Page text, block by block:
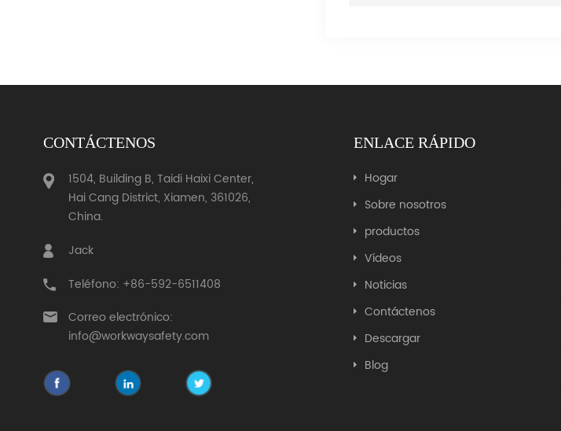
CONTÁCTENOS
1504, Building B, Taidi Haixi Center,
Hai Cang District, Xiamen, 361026,
China.
Jack
Teléfono: +86-592-6511408
Correo electrónico:
info@workwaysafety.com
ENLACE RÁPIDO
Hogar
Sobre nosotros
productos
Vídeos
Noticias
Contáctenos
Descargar
Blog